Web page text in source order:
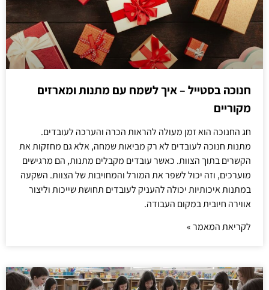
חנוכה בסטייל – איך לשמח עם מתנות ומארזים
מקוריים
חג החנוכה הוא זמן מעולה להראות הכרה והערכה לעובדים.
מתנות חנוכה לעובדים לא רק מביאות שמחה, אלא גם מחזקות את
הקשרים בתוך הצוות. כאשר עובדים מקבלים מתנות, הם מרגישים
מוערכים, וזה יכול לשפר את המורל והמחויבות של הצוות. השקעה
במתנות איכותיות יכולה להעניק לעובדים תחושת שייכות וליצור
אווירה חיובית במקום העבודה.
לקריאת המאמר »